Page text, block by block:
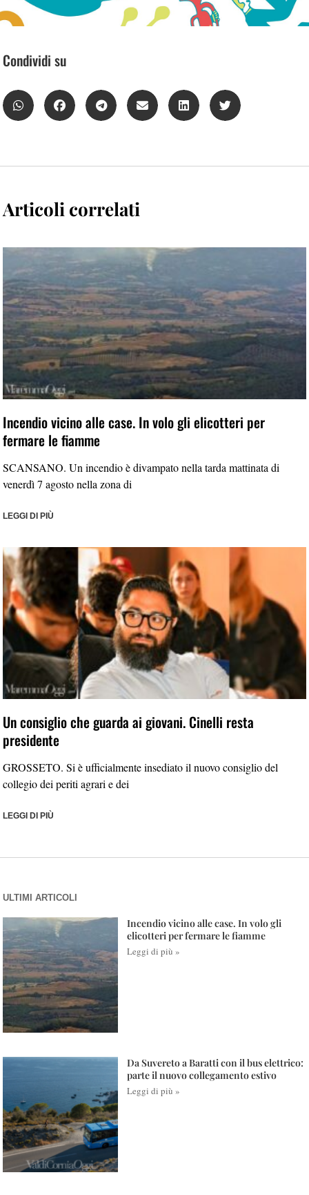
Condividi su
Articoli correlati
Incendio vicino alle case. In volo gli elicotteri per
fermare le fiamme
SCANSANO. Un incendio è divampato nella tarda mattinata di
venerdì 7 agosto nella zona di
LEGGI DI PIÙ
Un consiglio che guarda ai giovani. Cinelli resta
presidente
GROSSETO. Si è ufficialmente insediato il nuovo consiglio del
collegio dei periti agrari e dei
LEGGI DI PIÙ
ULTIMI ARTICOLI
Incendio vicino alle case. In volo gli
elicotteri per fermare le fiamme
Leggi di più »
Da Suvereto a Baratti con il bus elettrico:
parte il nuovo collegamento estivo
Leggi di più »